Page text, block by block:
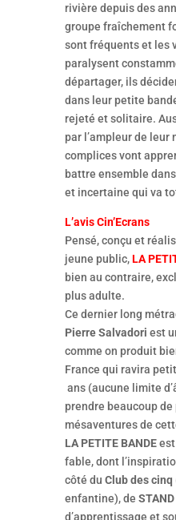
rivière depuis des
groupe fraîchement
sont fréquents et les
paralysent
départager, ils
dans leur petite
rejeté et solitaire.
par l’ampleur de leur
complices vont
battre ensemble
et incertaine qui va
L’avis Cin’Ecrans
Pensé, conçu et
jeune public,LA
bien au contraire,
plus adulte.
Ce dernier long
Pierre Salvadori est
comme on produit
France qui ravira
ans (aucune limite
prendre beaucoup
mésaventures de
LA PETITE BANDEest
fable, dont
côté du Club des cinq
enfantine), de
d’apprentissage et